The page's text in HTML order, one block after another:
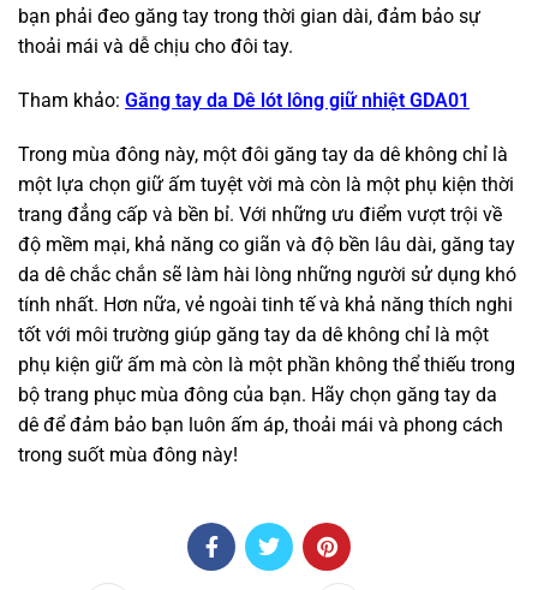
bạn phải đeo găng tay trong thời gian dài, đảm bảo sự
thoải mái và dễ chịu cho đôi tay.
Tham khảo: Găng tay da Dê lót lông giữ nhiệt GDA01
Trong mùa đông này, một đôi găng tay da dê không chỉ là
một lựa chọn giữ ấm tuyệt vời mà còn là một phụ kiện thời
trang đẳng cấp và bền bỉ. Với những ưu điểm vượt trội về
độ mềm mại, khả năng co giãn và độ bền lâu dài, găng tay
da dê chắc chắn sẽ làm hài lòng những người sử dụng khó
tính nhất. Hơn nữa, vẻ ngoài tinh tế và khả năng thích nghi
tốt với môi trường giúp găng tay da dê không chỉ là một
phụ kiện giữ ấm mà còn là một phần không thể thiếu trong
bộ trang phục mùa đông của bạn. Hãy chọn găng tay da
dê để đảm bảo bạn luôn ấm áp, thoải mái và phong cách
trong suốt mùa đông này!